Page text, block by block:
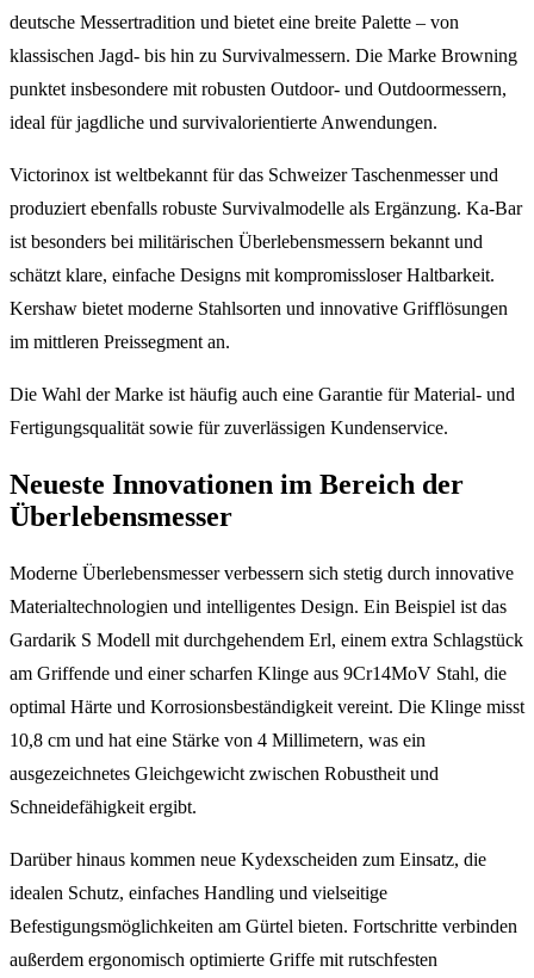
deutsche Messertradition und bietet eine breite Palette – von
klassischen Jagd- bis hin zu Survivalmessern. Die Marke Browning
punktet insbesondere mit robusten Outdoor- und Outdoormessern,
ideal für jagdliche und survivalorientierte Anwendungen.
Victorinox ist weltbekannt für das Schweizer Taschenmesser und
produziert ebenfalls robuste Survivalmodelle als Ergänzung. Ka-Bar
ist besonders bei militärischen Überlebensmessern bekannt und
schätzt klare, einfache Designs mit kompromissloser Haltbarkeit.
Kershaw bietet moderne Stahlsorten und innovative Grifflösungen
im mittleren Preissegment an.
Die Wahl der Marke ist häufig auch eine Garantie für Material- und
Fertigungsqualität sowie für zuverlässigen Kundenservice.
Neueste Innovationen im Bereich der
Überlebensmesser
Moderne Überlebensmesser verbessern sich stetig durch innovative
Materialtechnologien und intelligentes Design. Ein Beispiel ist das
Gardarik S Modell mit durchgehendem Erl, einem extra Schlagstück
am Griffende und einer scharfen Klinge aus 9Cr14MoV Stahl, die
optimal Härte und Korrosionsbeständigkeit vereint. Die Klinge misst
10,8 cm und hat eine Stärke von 4 Millimetern, was ein
ausgezeichnetes Gleichgewicht zwischen Robustheit und
Schneidefähigkeit ergibt.
Darüber hinaus kommen neue Kydexscheiden zum Einsatz, die
idealen Schutz, einfaches Handling und vielseitige
Befestigungsmöglichkeiten am Gürtel bieten. Fortschritte verbinden
außerdem ergonomisch optimierte Griffe mit rutschfesten